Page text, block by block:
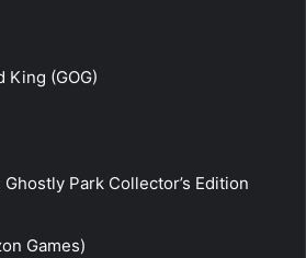
King (GOG)
Park Collector’s Edition
Games)